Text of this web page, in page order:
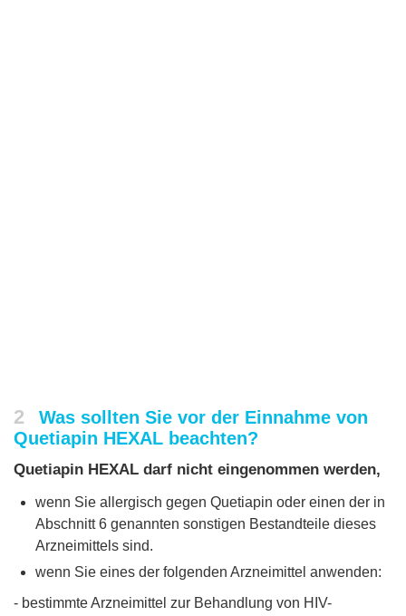
2
Was sollten Sie vor der Einnahme von
Quetiapin HEXAL beachten?
Quetiapin HEXAL darf nicht eingenommen werden,
wenn Sie allergisch gegen Quetiapin oder einen der in
Abschnitt 6 genannten sonstigen Bestandteile dieses
Arzneimittels sind.
wenn Sie eines der folgenden Arzneimittel anwenden:
- bestimmte Arzneimittel zur Behandlung von HIV-